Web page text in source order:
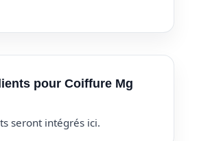
pour Coiffure Mg
seront intégrés ici.